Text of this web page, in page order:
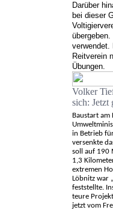
Darüber
bei dieser
verwendet.
Reitverein
Übungen.
Volker
sich: Jetzt
Baustart am
in Betrieb
versenkte
soll auf 190
1,3
extremen
Löbnitz war
feststellte.
teure
jetzt vom